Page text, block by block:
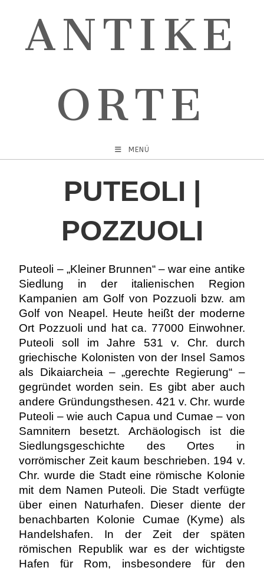
ANTIKE
ORTE
MENÜ
PUTEOLI |
POZZUOLI
Puteoli – „Kleiner Brunnen“ – war eine antike
Siedlung in der italienischen Region
Kampanien am Golf von Pozzuoli bzw. am
Golf von Neapel. Heute heißt der moderne
Ort Pozzuoli und hat ca. 77000 Einwohner.
Puteoli soll im Jahre 531 v. Chr. durch
griechische Kolonisten von der Insel Samos
als Dikaiarcheia – „gerechte Regierung“ –
gegründet worden sein. Es gibt aber auch
andere Gründungsthesen. 421 v. Chr. wurde
Puteoli – wie auch Capua und Cumae – von
Samnitern besetzt. Archäologisch ist die
Siedlungsgeschichte des Ortes in
vorrömischer Zeit kaum beschrieben. 194 v.
Chr. wurde die Stadt eine römische Kolonie
mit dem Namen Puteoli. Die Stadt verfügte
über einen Naturhafen. Dieser diente der
benachbarten Kolonie Cumae (Kyme) als
Handelshafen. In der Zeit der späten
römischen Republik war es der wichtigste
Hafen für Rom, insbesondere für den